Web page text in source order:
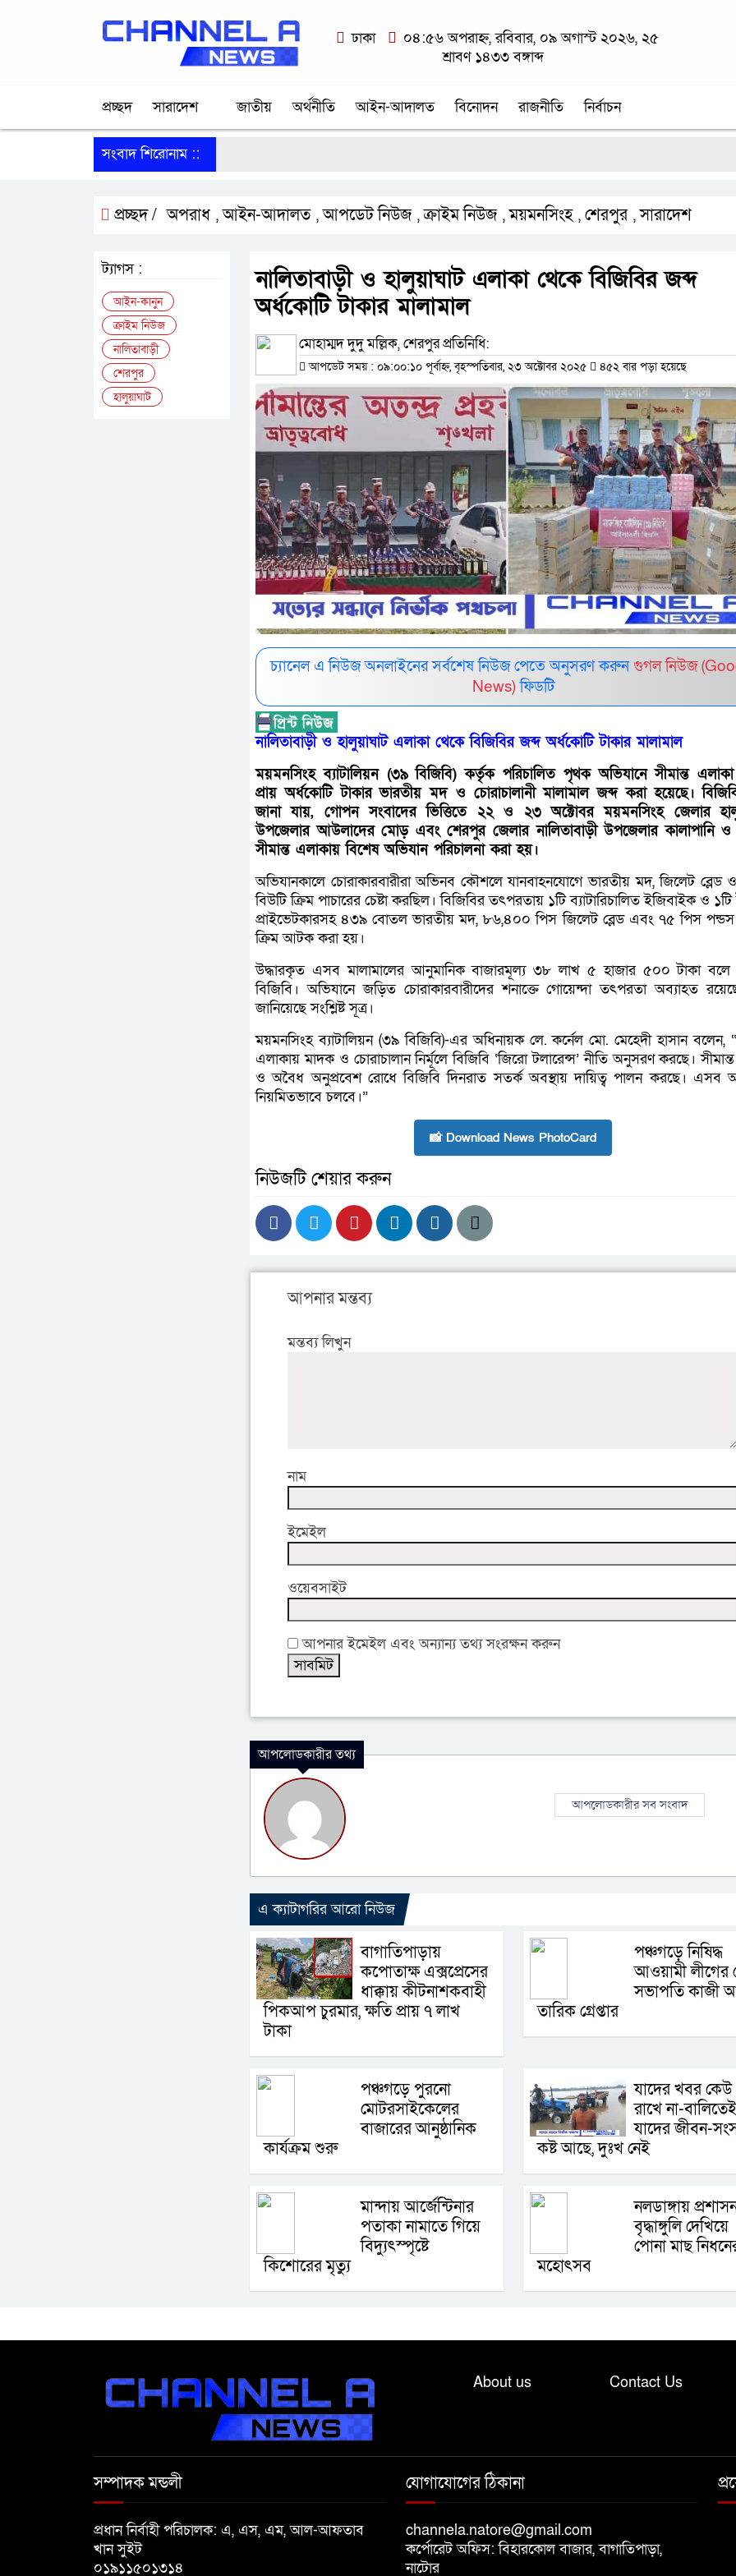
ঢাকা
০৪:৫৬ অপরাহ্ন, রবিবার, ০৯ অগাস্ট ২০২৬, ২৫
শ্রাবণ ১৪৩৩ বঙ্গাব্দ
প্রচ্ছদ সারাদেশ জাতীয় অর্থনীতি আইন-আদালত বিনোদন রাজনীতি নির্বাচন
সংবাদ শিরোনাম ::
প্রচ্ছদ / অপরাধ ,আইন-আদালত ,আপডেট নিউজ ,ক্রাইম নিউজ ,ময়মনসিংহ , শেরপুর ,সারাদেশ
নালিতাবাড়ী ও হালুয়াঘাট এলাকা থেকে বিজিবির জব্দ
অর্ধকোটি টাকার মালামাল
মোহাম্মদ দুদু মল্লিক, শেরপুর প্রতিনিধি:
আপডেট সময় : ০৯:০০:১০ পূর্বাহ্ন, বৃহস্পতিবার, ২৩ অক্টোবর ২০২৫ ৪৫২ বার পড়া হয়েছে
চ্যানেল এ নিউজ অনলাইনের সর্বশেষ নিউজ পেতে অনুসরণ করুনগুগল নিউজ
News) ফিডটি
নালিতাবাড়ী ও হালুয়াঘাট এলাকা থেকে বিজিবির জব্দ অর্ধকোটি টাকার মালামাল
ময়মনসিংহ ব্যাটালিয়ন (৩৯ বিজিবি) কর্তৃক পরিচালিত পৃথক অভিযানে সীমান্ত
প্রায় অর্ধকোটি টাকার ভারতীয় মদ ও চোরাচালানী মালামাল জব্দ করা হয়েছে।
জানা যায়, গোপন সংবাদের ভিত্তিতে ২২ ও ২৩ অক্টোবর ময়মনসিংহ জেলার
উপজেলার আউলাদের মোড় এবং শেরপুর জেলার নালিতাবাড়ী উপজেলার কালাপানি ও
সীমান্ত এলাকায় বিশেষ অভিযান পরিচালনা করা হয়।
অভিযানকালে চোরাকারবারীরা অভিনব কৌশলে যানবাহনযোগে ভারতীয় মদ, জিলেট ব্লেড
বিউটি ক্রিম পাচারের চেষ্টা করছিল। বিজিবির তৎপরতায় ১টি ব্যাটারিচালিত ইজিবাইক ও
প্রাইভেটকারসহ ৪৩৯ বোতল ভারতীয় মদ, ৮৬,৪০০ পিস জিলেট ব্লেড এবং ৭৫ পিস পন্ডস
ক্রিম আটক করা হয়।
উদ্ধারকৃত এসব মালামালের আনুমানিক বাজারমূল্য ৩৮ লাখ ৫ হাজার ৫০০ টাকা বলে
বিজিবি। অভিযানে জড়িত চোরাকারবারীদের শনাক্তে গোয়েন্দা তৎপরতা অব্যাহত
জানিয়েছে সংশ্লিষ্ট সূত্র।
ময়মনসিংহ ব্যাটালিয়ন (৩৯ বিজিবি)-এর অধিনায়ক লে. কর্নেল মো. মেহেদী হাসান বলেন,
এলাকায় মাদক ও চোরাচালান নির্মূলে বিজিবি ‘জিরো টলারেন্স’ নীতি অনুসরণ করছে।
ও অবৈধ অনুপ্রবেশ রোধে বিজিবি দিনরাত সতর্ক অবস্থায় দায়িত্ব পালন করছে। এসব
নিয়মিতভাবে চলবে।”
📸 Download News PhotoCard
নিউজটি শেয়ার করুন
আপনার মন্তব্য
মন্তব্য লিখুন
নাম
ইমেইল
ওয়েবসাইট
আপনার ইমেইল এবং অন্যান্য তথ্য সংরক্ষন করুন
আপলোডকারীর তথ্য
আপলোডকারীর সব সংবাদ
এ ক্যাটাগরির আরো নিউজ
বাগাতিপাড়ায়
কপোতাক্ষ এক্সপ্রেসের
ধাক্কায় কীটনাশকবাহী
পিকআপ চুরমার, ক্ষতি প্রায় ৭ লাখ
টাকা
পঞ্চগড়ে নিষিদ্ধ
আওয়ামী লীগের
সভাপতি কাজী
তারিক গ্রেপ্তার
পঞ্চগড়ে পুরনো
মোটরসাইকেলের
বাজারের আনুষ্ঠানিক
কার্যক্রম শুরু
যাদের খবর কেউ
রাখে না-বালিতেই
যাদের জীবন-
কষ্ট আছে, দুঃখ নেই
মান্দায় আর্জেন্টিনার
পতাকা নামাতে গিয়ে
বিদ্যুৎস্পৃষ্টে
কিশোরের মৃত্যু
নলডাঙ্গায়
বৃদ্ধাঙ্গুলি দেখিয়ে
পোনা মাছ
মহোৎসব
ট্যাগস :
আইন-কানুন
ক্রাইম নিউজ
নালিতাবাড়ী
শেরপুর
হালুয়াঘাট
About us Contact Us
সম্পাদক মন্ডলী
প্রধান নির্বাহী পরিচালক: এ, এস, এম, আল-আফতাব
খান সুইট
০১৯১১৫০১৩১৪
যোগাযোগের ঠিকানা
channela.natore@gmail.com
কর্পোরেট অফিস: বিহারকোল বাজার, বাগাতিপাড়া,
নাটোর